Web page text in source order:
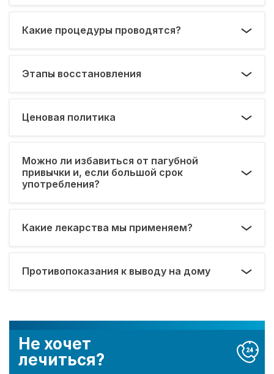
Не хочет
лечиться?
Какие процедуры проводятся?
Этапы восстановления
Ценовая политика
Можно ли избавиться от пагубной
привычки и, если большой срок
употребления?
Какие лекарства мы применяем?
Противопоказания к выводу на дому